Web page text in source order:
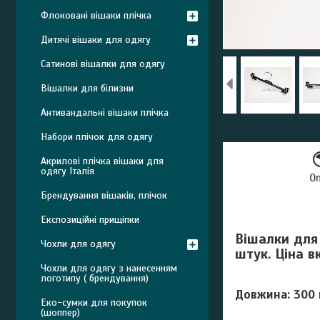
Вішалки
штук. Ціна
Довжина: 300
Флоковані вішаки плічка
Дитячі вішаки для одягу
Сатинові вішалки для одягу
Вішалки для білизни
Антивандальні вішаки плічка
Набори плічок для одягу
Акрилові плічка вішаки для
одягу Італія
Брендування вішаків, плічок
Експозиційні прищіпки
Чохли для одягу
Чохли для одягу з нанесенням
логотипу ( брендування)
Еко-сумки для покупок
(шоппер)